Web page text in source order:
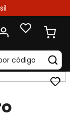
código